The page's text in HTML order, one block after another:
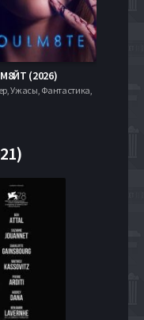
(2026)
Ужасы, Фантастика,